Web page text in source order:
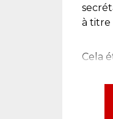
à titre
Cela